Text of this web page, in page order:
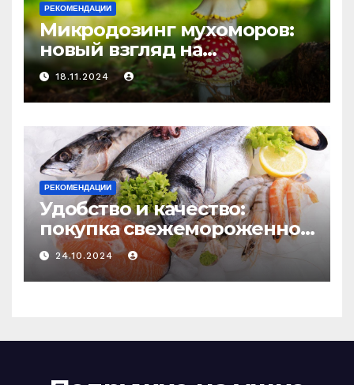
РЕКОМЕНДАЦИИ
Микродозинг мухоморов:
новый взгляд на
психоделику
18.11.2024
РЕКОМЕНДАЦИИ
Удобство и качество:
покупка свежемороженной
рыбы онлайн
24.10.2024